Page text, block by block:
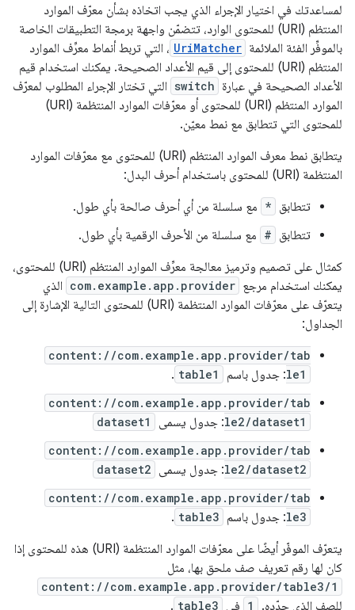
لمساعدتك في اختيار الإجراء الذي يجب اتخاذه بشأن معرّف الموارد
المنتظم (URI) للمحتوى الوارد، تتضمّن واجهة برمجة التطبيقات الخاصة
بالموفِّر الفئة الملائمة UriMatcher ، التي تربط أنماط معرِّف الموارد
المنتظم (URI) للمحتوى إلى قيم الأعداد الصحيحة. يمكنك استخدام قيم
الأعداد الصحيحة في عبارة switch التي تختار الإجراء المطلوب لمعرّف
الموارد المنتظم (URI) للمحتوى أو معرّفات الموارد المنتظمة (URI)
للمحتوى التي تتطابق مع نمط معيّن.
يتطابق نمط معرف الموارد المنتظم (URI) للمحتوى مع معرّفات الموارد
المنتظمة (URI) للمحتوى باستخدام أحرف البدل:
تتطابق * مع سلسلة من أي أحرف صالحة بأي طول.
تتطابق # مع سلسلة من الأحرف الرقمية بأي طول.
كمثال على تصميم وترميز معالجة معرِّف الموارد المنتظم (URI) للمحتوى،
يمكنك استخدام مرجع com.example.app.provider الذي
يتعرّف على معرّفات الموارد المنتظمة (URI) للمحتوى التالية الإشارة إلى
الجداول:
content://com.example.app.provider/tab
le1: جدول باسم table1
.
content://com.example.app.provider/tab
le2/dataset1: جدول يسمى
dataset1
content://com.example.app.provider/tab
le2/dataset2: جدول يسمى dataset2
content://com.example.app.provider/tab
le3: جدول باسم table3
.
يتعرّف الموفّر أيضًا على معرّفات الموارد المنتظمة (URI) هذه للمحتوى إذا
كان لها رقم تعريف صف ملحق بها، مثل
content://com.example.app.provider/table3/1
للصف الذي حدّده. 1 في table3
.